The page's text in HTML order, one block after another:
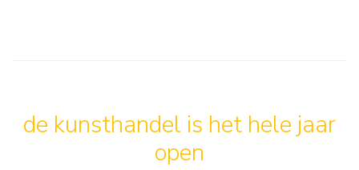
de kunsthandel is het hele jaar
open